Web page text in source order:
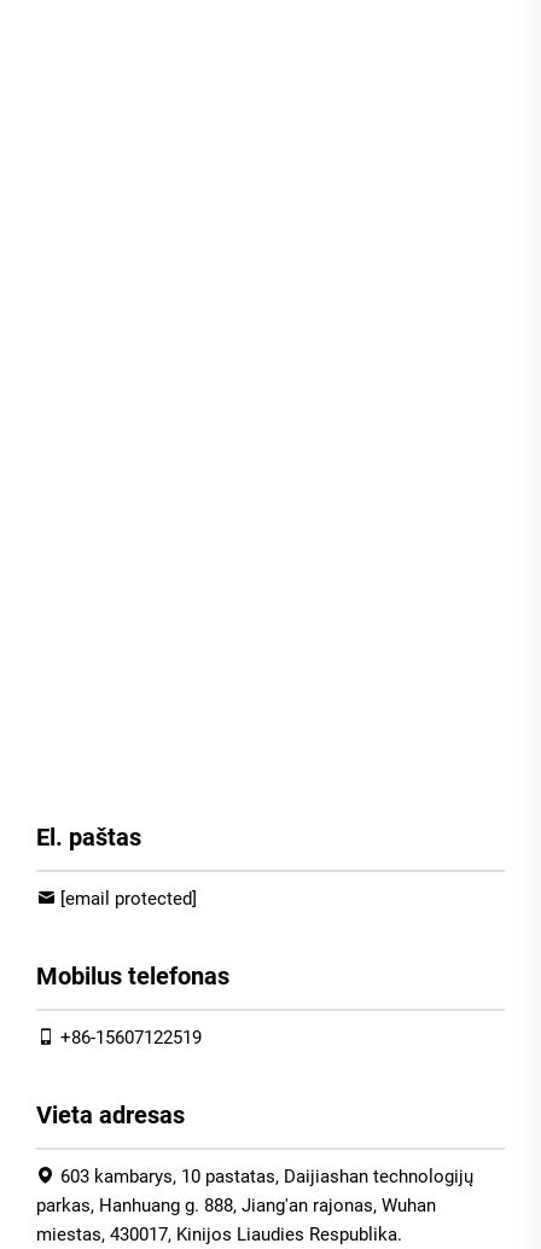
El. paštas
[email protected]
Mobilus telefonas
+86-15607122519
Vieta adresas
603 kambarys, 10 pastatas, Daijiashan technologijų
parkas, Hanhuang g. 888, Jiang'an rajonas, Wuhan
miestas, 430017, Kinijos Liaudies Respublika.